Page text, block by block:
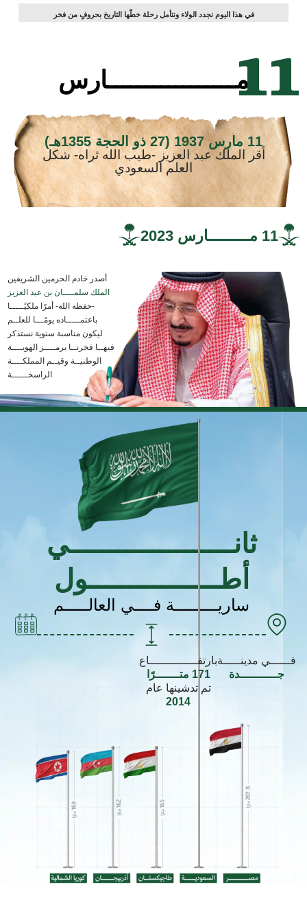
في هذا اليوم نجدد الولاء ونتأمل رحلة خطّها التاريخ بحروفٍ من فخر
مـــــــــــــــــارس 1
1
11 مارس 1937 (27 ذو الحجة 1355هـ)
أقر الملك عبد العزيز -طيب الله ثراه- شكل
العلم السعودي
11 مــــــــــارس 2023
أصدر خادم الحرمين الشريفين
الملك سلمــــان بن عبد العزيز
-حفظه الله- أمرًا ملكيًـــــا
باعتمـــــاده يومًـــا للعلــم
ليكون مناسبة سنوية نستذكر
فيهــا فخرنــا برمــــز الهويــــة
الوطنيــة وقيــم المملكــــة
الراسخــــــة
ثانــــــــــــــــــــي
أطــــــــــــــــول
ساريـــــــــة فــــي العالـــــم
فــــــي مدينـــــة
جـــــــــــدة
بارتفــــــــــــــاع
171 متـــــــرًا
تم تدشينها عام
2014